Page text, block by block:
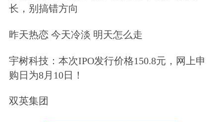
长，别搞错方向
昨天热恋 今天冷淡 明天怎么走
宇树科技：本次IPO发行价格150.8元，网上申
购日为8月10日！
双英集团